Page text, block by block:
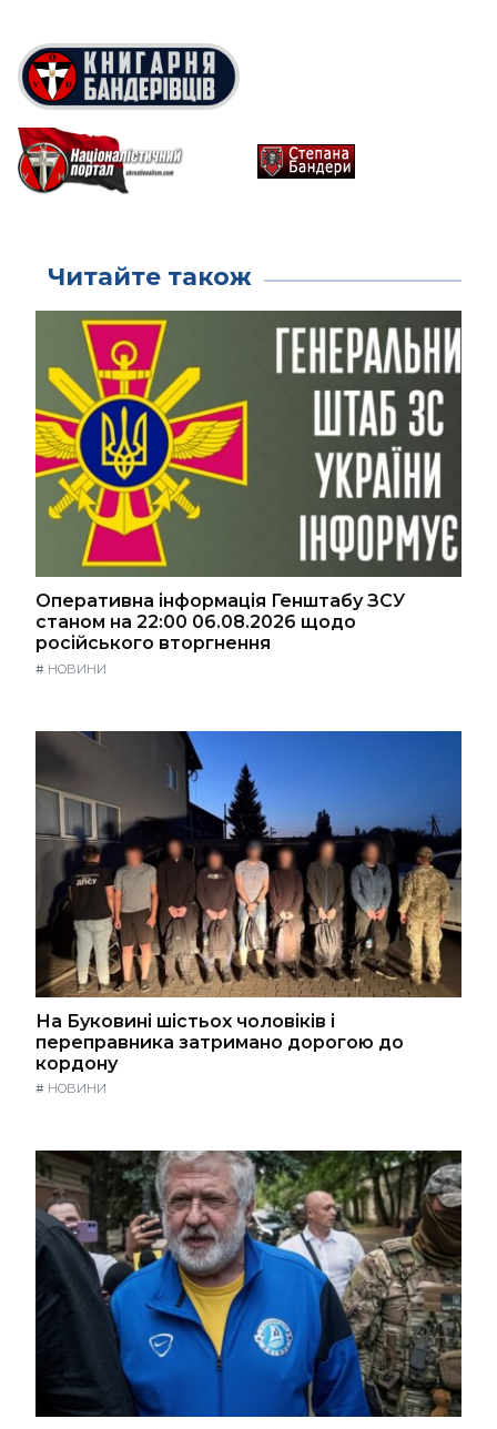
Читайте також
Оперативна інформація Генштабу ЗСУ
станом на 22:00 06.08.2026 щодо
російського вторгнення
# НОВИНИ
На Буковині шістьох чоловіків і
переправника затримано дорогою до
кордону
# НОВИНИ